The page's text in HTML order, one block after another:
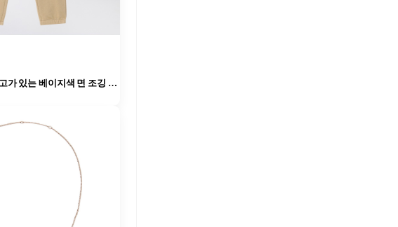
폴로 랄프 로렌 로고가 있는 베이지색 면 조깅 팬츠